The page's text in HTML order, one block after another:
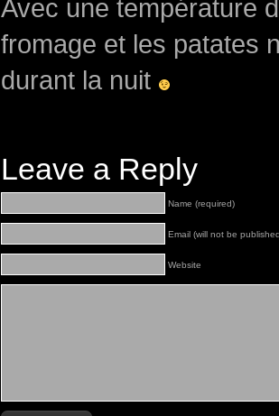
Avec une température
fromage et les patates
durant la nuit
Leave a Reply
Name (required)
Email (will not be
Website